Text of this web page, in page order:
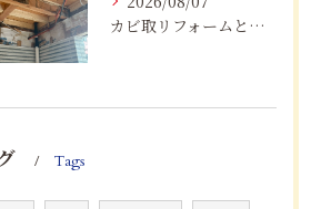
カビ取リフォームと専門業者を比較！根本解決を選ぶポイント
Tags